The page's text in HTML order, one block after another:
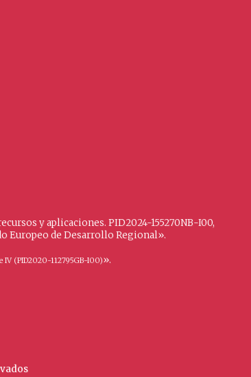
y aplicaciones. PID2024-155270NB-I00,
Europeo de Desarrollo Regional».
IV (PID2020-112795GB-I00)».